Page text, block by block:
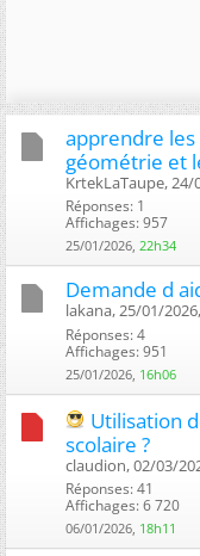
apprendre
géométrie et
KrtekLaTaupe, 24/
Réponses: 1
Affichages: 957
25/01/2026, 22h34
Demande d
lakana, 25/01/
Réponses: 4
Affichages: 951
25/01/2026, 16h06
Utilisation
scolaire ?
claudion, 02/03/
Réponses: 41
Affichages: 6 720
06/01/2026, 18h11